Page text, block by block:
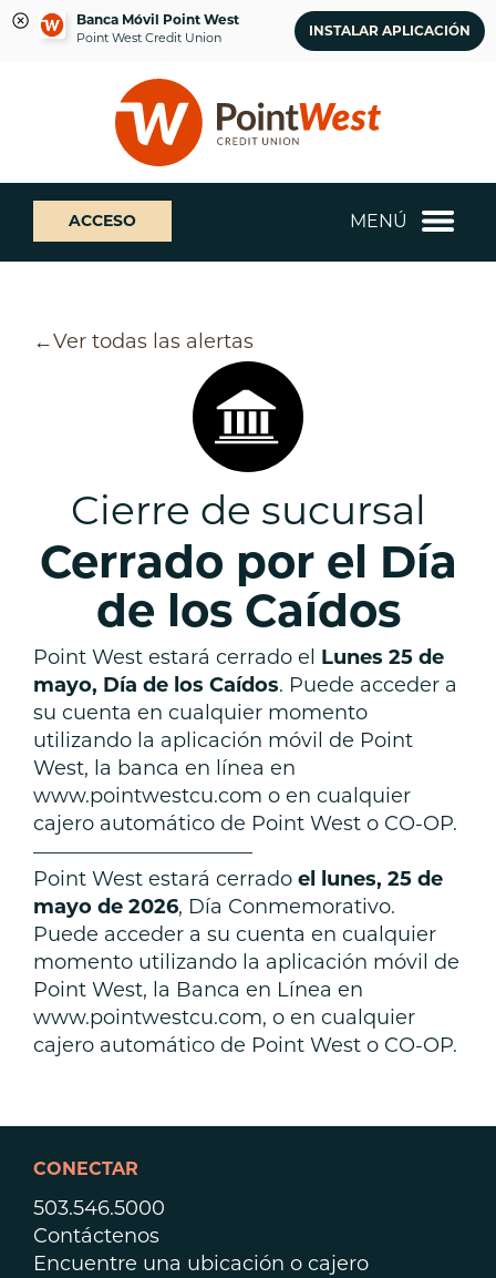
Banca Móvil Point West
Point West Credit Union INSTALAR APLICACIÓN
sesión
banca
web
¿Qué
podemos
ayudarte
a
ACCESO MENÚ
Ver todas las alertas
Cierre de sucursal
Cerrado por el Día
de los Caídos
Point West estará cerrado el Lunes 25 de
mayo, Día de los Caídos. Puede acceder a
su cuenta en cualquier momento
utilizando la aplicación móvil de Point
West, la banca en línea en
www.pointwestcu.com o en cualquier
cajero automático de Point West o CO-OP.
———————————
Point West estará cerrado el
lunes, 25 de
mayo de 2026, Día Conmemorativo.
Puede acceder a su cuenta en cualquier
momento utilizando la aplicación móvil de
Point West, la Banca en Línea en
www.pointwestcu.com, o en cualquier
cajero automático de Point West o CO-OP.
CONECTAR
503.546.5000
Contáctenos
Encuentre una ubicación o cajero